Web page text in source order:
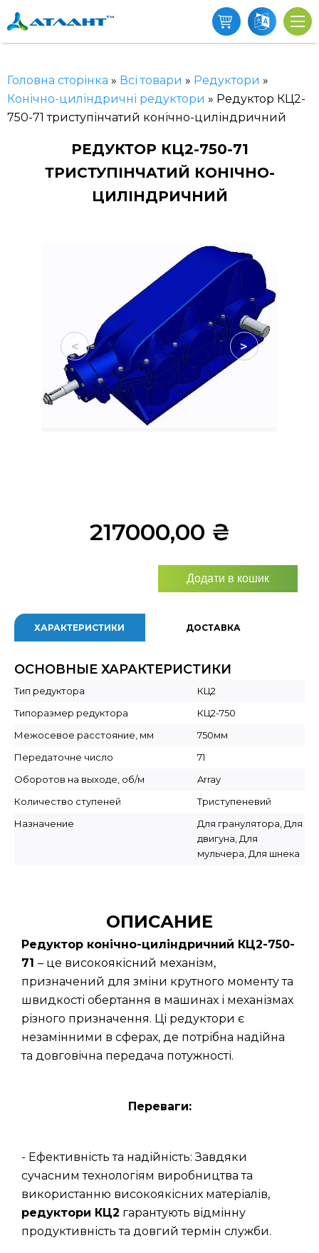
Головна сторінка » Всі товари » Редуктори »
Конічно-циліндричні редуктори » Редуктор КЦ2-
750-71 триступінчатий конічно-циліндричний
РЕДУКТОР КЦ2-750-71
ТРИСТУПІНЧАТИЙ КОНІЧНО-
ЦИЛІНДРИЧНИЙ
< >
217000,00 ₴
Додати в кошик
ХАРАКТЕРИСТИКИ ДОСТАВКА
ОСНОВНЫЕ ХАРАКТЕРИСТИКИ
Тип редуктора
КЦ2
Типоразмер редуктора
КЦ2-750
Межосевое расстояние, мм
750мм
Передаточне число
71
Оборотов на выходе, об/м
Array
Количество ступеней
Триступеневий
Назначение
Для гранулятора, Для
двигуна, Для
мульчера, Для шнека
ОПИСАНИЕ
Редуктор конічно-циліндричний КЦ2-750-
71 – це високоякісний механізм,
призначений для зміни крутного моменту та
швидкості обертання в машинах і механізмах
різного призначення. Ці редуктори є
незамінними в сферах, де потрібна надійна
та довговічна передача потужності.
Переваги:
- Ефективність та надійність: Завдяки
сучасним технологіям виробництва та
використанню високоякісних матеріалів,
редуктори КЦ2 гарантують відмінну
продуктивність та довгий термін служби.